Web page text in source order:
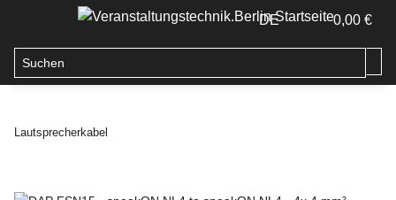
DE 0,00 €
Lautsprecherkabel